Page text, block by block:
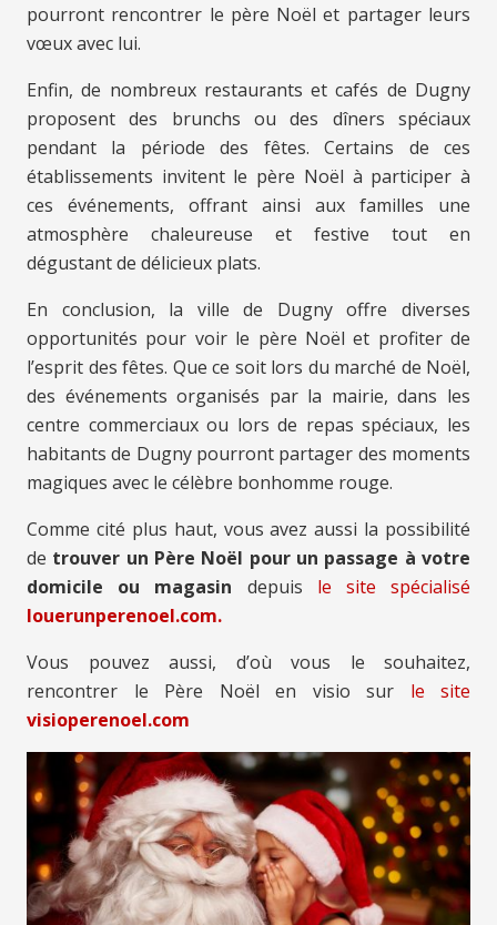
pourront rencontrer le père Noël et partager leurs
vœux avec lui.
Enfin, de nombreux restaurants et cafés de Dugny
proposent des brunchs ou des dîners spéciaux
pendant la période des fêtes. Certains de ces
établissements invitent le père Noël à participer à
ces événements, offrant ainsi aux familles une
atmosphère chaleureuse et festive tout en
dégustant de délicieux plats.
En conclusion, la ville de Dugny offre diverses
opportunités pour voir le père Noël et profiter de
l’esprit des fêtes. Que ce soit lors du marché de Noël,
des événements organisés par la mairie, dans les
centre commerciaux ou lors de repas spéciaux, les
habitants de Dugny pourront partager des moments
magiques avec le célèbre bonhomme rouge.
Comme cité plus haut, vous avez aussi la possibilité
de trouver un Père Noël pour un passage à votre
domicile ou magasin depuis le site spécialisé
louerunperenoel.com.
Vous pouvez aussi, d’où vous le souhaitez,
rencontrer le Père Noël en visio sur le site
visioperenoel.com